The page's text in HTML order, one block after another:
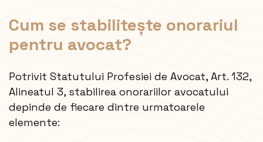
Cum se stabilitește onorariul
pentru avocat?
Potrivit Statutului Profesiei de Avocat, Art. 132,
Alineatul 3, stabilirea onorariilor avocatului
depinde de fiecare dintre urmatoarele
elemente: